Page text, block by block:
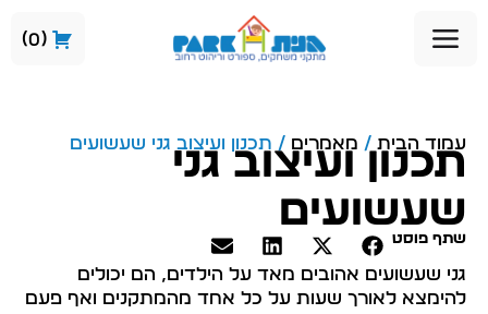
0
עמוד הבית / מאמרים / תכנון ועיצוב גני שעשועים
תכנון ועיצוב גני
שעשועים
שתף פוסט
גני שעשועים אהובים מאד על הילדים, הם יכולים
להימצא לאורך שעות על כל אחד מהמתקנים ואף פעם